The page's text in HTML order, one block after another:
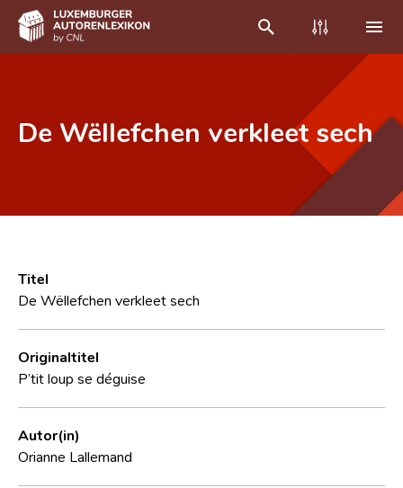
Häufige Fragen und Antworten
CNL
Forschungsgruppe
Kontakt
De Wëllefchen verkleet sech
Titel
De Wëllefchen verkleet sech
Originaltitel
P’tit loup se déguise
Autor(in)
Orianne Lallemand